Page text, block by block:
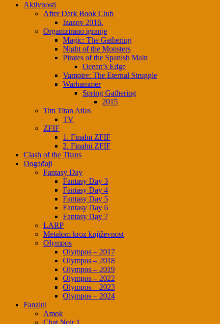
Aktivnosti
After Dark Book Club
Izazov 2016.
Organizirano igranje
Magic: The Gathering
Night of the Monsters
Pirates of the Spanish Main
Ocean’s Edge
Vampire: The Eternal Struggle
Warhammer
Spring Gathering
2015
Tim Titan Atlas
TV
ZFIF
1. Finalni ZFIF
2. Finalni ZFIF
Clash of the Titans
Događaji
Fantasy Day
Fantasy Day 3
Fantasy Day 4
Fantasy Day 5
Fantasy Day 6
Fantasy Day 7
LARP
Metalom kroz književnost
Olympos
Olympos – 2017
Olympos – 2018
Olympos – 2019
Olympos – 2022
Olympos – 2023
Olympos – 2024
Fanzini
Amok